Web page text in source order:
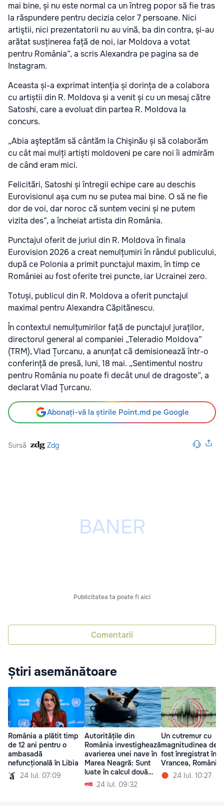
mai bine, și nu este normal ca un întreg popor să fie tras
la răspundere pentru decizia celor 7 persoane. Nici
artiştii, nici prezentatorii nu au vină, ba din contra, și-au
arătat susținerea față de noi, iar Moldova a votat
pentru România”, a scris Alexandra pe pagina sa de
Instagram.
Aceasta și-a exprimat intenția și dorința de a colabora
cu artiștii din R. Moldova și a venit și cu un mesaj către
Satoshi, care a evoluat din partea R. Moldova la
concurs.
„Abia aşteptăm să cântăm la Chişinău și să colaborăm
cu cât mai mulți artiști moldoveni pe care noi îi admirăm
de când eram mici.
Felicitări, Satoshi și întregii echipe care au deschis
Eurovisionul așa cum nu se putea mai bine. O să ne fie
dor de voi, dar noroc că suntem vecini și ne putem
vizita des”, a încheiat artista din România.
Punctajul oferit de juriul din R. Moldova în finala
Eurovision 2026 a creat nemulțumiri în rândul publicului,
după ce Polonia a primit punctajul maxim, în timp ce
României au fost oferite trei puncte, iar Ucrainei zero.
Totuși, publicul din R. Moldova a oferit punctajul
maximal pentru Alexandra Căpitănescu.
În contextul nemulțumirilor față de punctajul juraților,
directorul general al companiei „Teleradio Moldova”
(TRM), Vlad Țurcanu, a anunțat că demisionează într-o
conferință de presă, luni, 18 mai. „Sentimentul nostru
pentru România nu poate fi decât unul de dragoste”, a
declarat Vlad Țurcanu.
Abonați-vă la știrile Point.md pe Google
Sursă Zdg
Publicitatea ta poate fi aici
Comentarii
Știri asemănătoare
România a plătit timp
de 12 ani pentru o
ambasadă
nefuncțională în Libia
24 Iul. 07:09
Autoritățile din
România investighează
avarierea unei nave în
Marea Neagră: Sunt
luate în calcul două
versiuni24 Iul. 09:32
Un cutremur cu
magnitudinea de
fost înregistrat în
Vrancea, România
24 Iul. 10:27